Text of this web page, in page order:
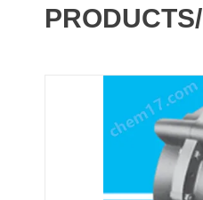
PRODUCTS/